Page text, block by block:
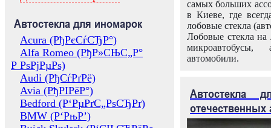
Автостекла для иномарок
Acura (РђРєСѓСЂР°)
Alfa Romeo (РђР»СЊС„Р°
Р РѕРјРµРѕ)
Audi (РђСѓРґРё)
Avia (РђРІРёР°)
Bedford (Р‘РµРґС„РѕСЂРґ)
BMW (Р‘РњР’)
самых больших
в Киеве, где
лобовые стекла
Лобовые стекла на
микроавтобусы,
автомобили.
Автостекла
отечественных